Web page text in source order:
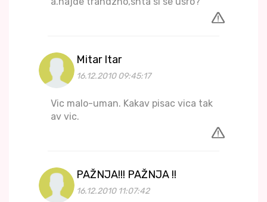
Mitar Itar
16.12.2010 09:45:17
Vic malo-uman. Kakav pisac vica tak
av vic.
PAŽNJA!!! PAŽNJA !!
16.12.2010 11:07:42